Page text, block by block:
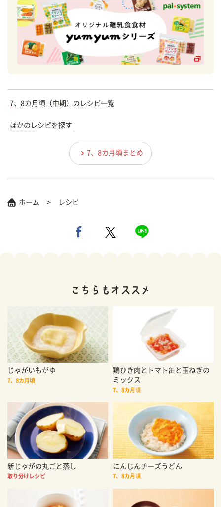
7、8カ月頃（中期）のレシピ一覧
ほかのレシピを探す
7、8カ月頃まとめ
ホーム レシピ
じゃがいもがゆ
7、8カ月頃
鶏ひき肉とトマト缶と玉ねぎの
ミックス
7、8カ月頃
新じゃがの丸ごと蒸し
取り分けレシピ
にんじんチーズうどん
7、8カ月頃